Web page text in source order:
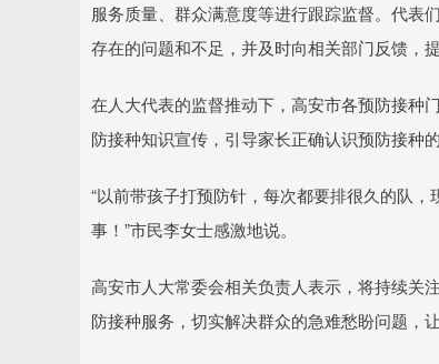
服务质量、群众满意度等进行跟踪监督。代表
存在的问题和不足，并及时向相关部门反馈，提
在人大代表的监督推动下，高安市各预防接种
防接种知识宣传，引导家长正确认识预防接种
“以前带孩子打预防针，每次都要排很久的队
事！”市民李女士感激地说。
高安市人大常委会相关负责人表示，将持续关
防接种服务，切实解决群众的急难愁盼问题，